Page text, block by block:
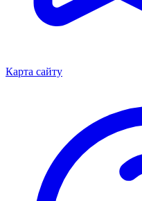
Карта сайту